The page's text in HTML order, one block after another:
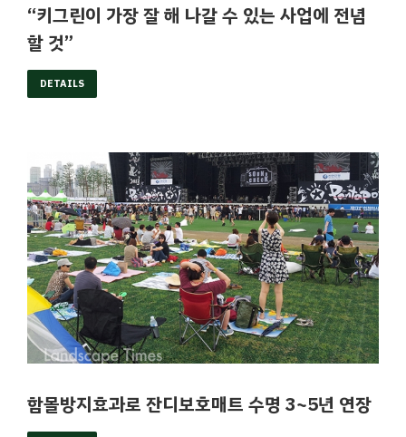
“키그린이 가장 잘 해 나갈 수 있는 사업에 전념
할 것”
DETAILS
함몰방지효과로 잔디보호매트 수명 3~5년 연장